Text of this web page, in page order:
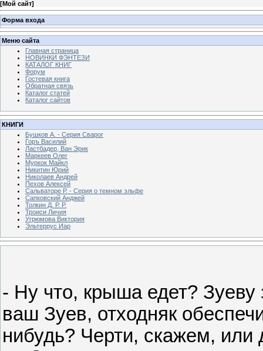
[Мой сайт]
Форма входа
Меню сайта
Главная страница
НОВИНКИ ФЭНТЕЗИ
КАТАЛОГ КНИГ
Форум
Гостевая книга
Обратная связь
Каталог статей
Каталог сайтов
КНИГИ
Бушков А. - Серия Сварог
Горъ Василий
Ластбадер, Ван Эрик
Маркеев Олег
Муркок Майкл
Никитин Юрий
Николаев Андрей
Пехов Алексей
Сальваторе Р. - Серия о темном эльфе
Сапковский Анджей
Толкин Д. Р. Р.
Троиси Личия
Угрюмова Виктория
Эльтеррус Иар
- Ну что, крыша едет? Зуеву
ваш Зуев, отходняк
нибудь? Черти, скажем,